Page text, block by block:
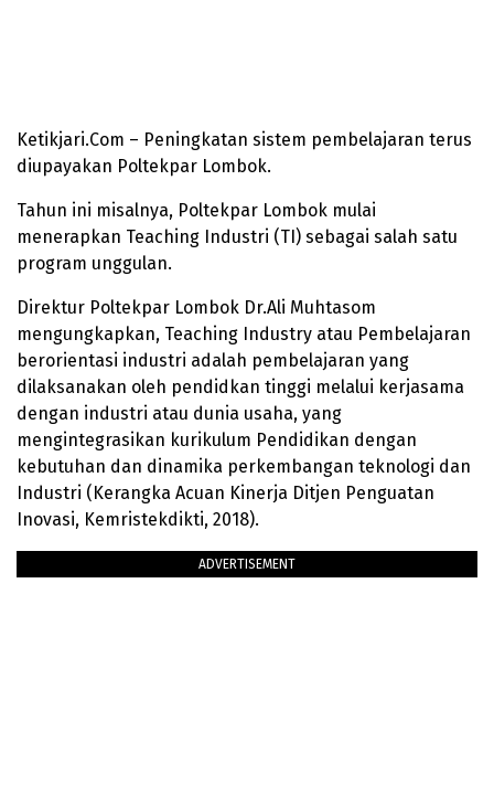
Ketikjari.Com – Peningkatan sistem pembelajaran terus
diupayakan Poltekpar Lombok.
Tahun ini misalnya, Poltekpar Lombok mulai
menerapkan Teaching Industri (TI) sebagai salah satu
program unggulan.
Direktur Poltekpar Lombok Dr.Ali Muhtasom
mengungkapkan, Teaching Industry atau Pembelajaran
berorientasi industri adalah pembelajaran yang
dilaksanakan oleh pendidkan tinggi melalui kerjasama
dengan industri atau dunia usaha, yang
mengintegrasikan kurikulum Pendidikan dengan
kebutuhan dan dinamika perkembangan teknologi dan
Industri (Kerangka Acuan Kinerja Ditjen Penguatan
Inovasi, Kemristekdikti, 2018).
ADVERTISEMENT